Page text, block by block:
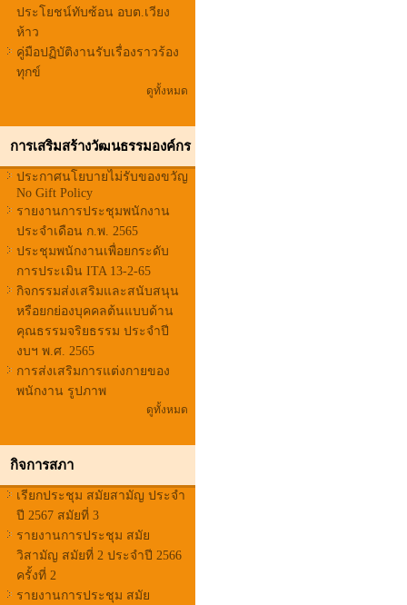
ประโยชน์ทับซ้อน อบต.เวียง
ห้าว
คู่มือปฏิบัติงานรับเรื่องราวร้อง
ทุกข์
ดูทั้งหมด
การเสริมสร้างวัฒนธรรมองค์กร
ประกาศนโยบายไม่รับของขวัญ
No Gift Policy
รายงานการประชุมพนักงาน
ประจำเดือน ก.พ. 2565
ประชุมพนักงานเพื่อยกระดับ
การประเมิน ITA 13-2-65
กิจกรรมส่งเสริมและสนับสนุน
หรือยกย่องบุคคลต้นแบบด้าน
คุณธรรมจริยธรรม ประจำปี
งบฯ พ.ศ. 2565
การส่งเสริมการแต่งกายของ
พนักงาน รูปภาพ
ดูทั้งหมด
กิจการสภา
เรียกประชุม สมัยสามัญ ประจำ
ปี 2567 สมัยที่ 3
รายงานการประชุม สมัย
วิสามัญ สมัยที่ 2 ประจำปี 2566
ครั้งที่ 2
รายงานการประชุม สมัย